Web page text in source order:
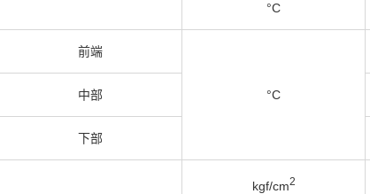
°C
前端
°C
中部
下部
kgf/cm2